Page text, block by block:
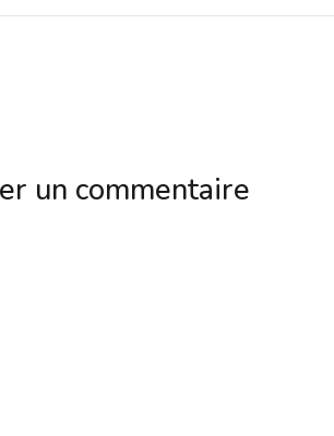
un commentaire